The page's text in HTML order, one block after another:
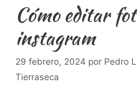
Cómo editar
instagram
29 febrero, 2024 por Pedro
Tierraseca